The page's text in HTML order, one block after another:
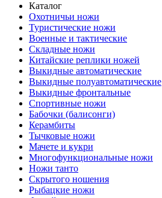
Каталог
Охотничьи ножи
Туристические ножи
Военные и тактические
Складные ножи
Китайские реплики ножей
Выкидные автоматические
Выкидные полуавтоматические
Выкидные фронтальные
Спортивные ножи
Бабочки (балисонги)
Керамбиты
Тычковые ножи
Мачете и кукри
Многофункциональные ножи
Ножи танто
Скрытого ношения
Рыбацкие ножи